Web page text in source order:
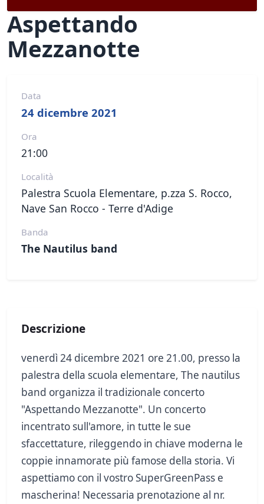
Aspettando
Mezzanotte
Data
24 dicembre 2021
Ora
21:00
Località
Palestra Scuola Elementare, p.zza S. Rocco,
Nave San Rocco - Terre d'Adige
Banda
The Nautilus band
Descrizione
venerdì 24 dicembre 2021 ore 21.00, presso la
palestra della scuola elementare, The nautilus
band organizza il tradizionale concerto
"Aspettando Mezzanotte". Un concerto
incentrato sull'amore, in tutte le sue
sfaccettature, rileggendo in chiave moderna le
coppie innamorate più famose della storia. Vi
aspettiamo con il vostro SuperGreenPass e
mascherina! Necessaria prenotazione al nr.